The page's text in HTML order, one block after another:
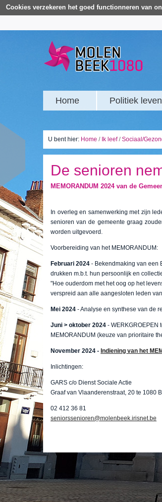
Cookies verzekeren het goed functionneren van
Home Politiek leven
U bent hier: Home / Ik leef /Sociaal/
De senioren
MEMORANDUM 2024 van de
In overleg en samenwerking met zijn
senioren van de gemeente graag
worden uitgevoerd.
Voorbereiding van het MEMORANDUM:
Februari 2024 - Bekendmaking van een
drukken m.b.t. hun persoonlijk en
"Hoe ouderdom met het oog op het
verspreid aan alle aangesloten leden
Mei 2024 - Analyse en synthese van de
Juni > oktober 2024 - WERKGROEPEN
MEMORANDUM (keuze van prioritaire
November 2024 - Indiening van het
Inlichtingen:
GARS c/o Dienst Sociale Actie
Graaf van Vlaanderenstraat, 20 te 1080
02 412 36 81
seniorssenioren@molenbeek.irisnet.be